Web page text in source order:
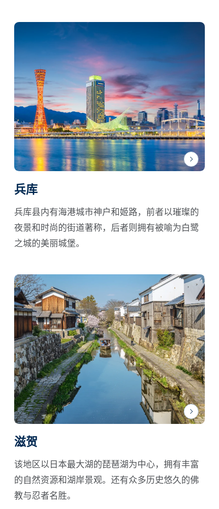
兵库
兵库县内有海港城市神户和姬路，前者以璀璨的
夜景和时尚的街道著称，后者则拥有被喻为白鹭
之城的美丽城堡。
滋贺
该地区以日本最大湖的琵琶湖为中心，拥有丰富
的自然资源和湖岸景观。还有众多历史悠久的佛
教与忍者名胜。